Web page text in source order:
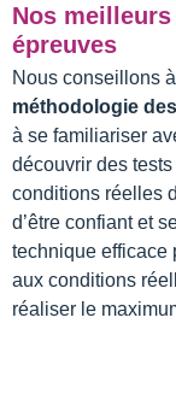
Nos
épreuves
Nous conseillons
méthodologie
à se familiariser
découvrir des
conditions réelles
d’être confiant et
technique efficace
aux conditions
réaliser le